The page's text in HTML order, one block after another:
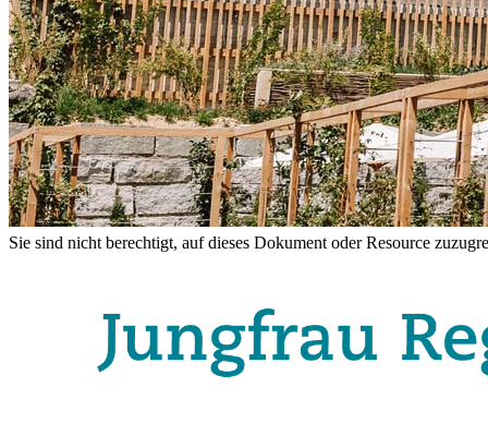
Sie sind nicht berechtigt, auf dieses Dokument oder Resource